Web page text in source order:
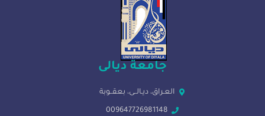
جامعة ديالى
العـراق، ديـالــى، بعقــوبة
009647726981148